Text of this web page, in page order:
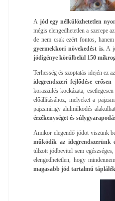
A jód egy nélkülözhetetlen
mégis elengedhetetlen a szerepe
de nem csak ezért fontos, hanem
gyermekkori növekedést is.A
jódigénye körülbelül 150
Terhesség és szoptatás idején ez
idegrendszeri fejlődése
koraszülés kockázata,
előállításához, melyeket a
pajzsmirigy alulműködés
érzékenységet és
Amikor elegendő jódot viszünk
működik az idegrendszerünk
túlzott jódbevitel sem
elengedhetetlen, hogy
magasabb jód tartalmú